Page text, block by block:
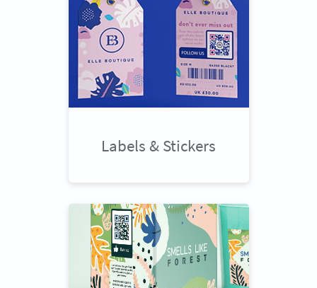
Labels & Stickers